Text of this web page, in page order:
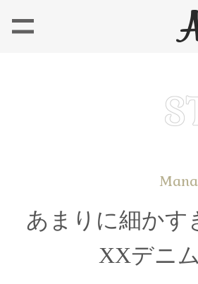
あまりに細かす
XXデニ